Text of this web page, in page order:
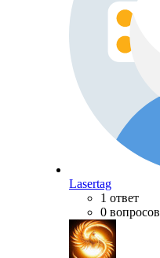
Lasertag
1 ответ
0 вопросов